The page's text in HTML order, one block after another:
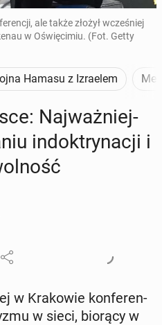
ale także złożył wcześniej
w Oświęcimiu. (Fot. Getty
Hamasu z Izraelem
Naj­waż­niej­
in­dok­try­na­cji i
w Kra­ko­wie kon­fe­ren­
w sieci, biorący w